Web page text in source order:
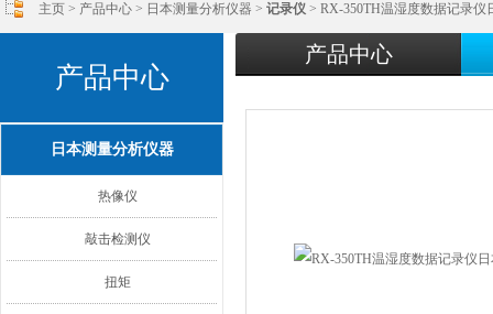
主页 > 产品中心 > 日本测量分析仪器 > 记录仪 > RX-350TH温湿度数据记录仪
产品中心
日本测量分析仪器
热像仪
敲击检测仪
扭矩
产品中心